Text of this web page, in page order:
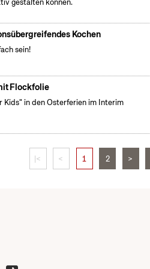
gestalten können.
Kochen
sein!
Flockfolie
Kids" in den Osterferien im Interim
|< < 1 2 >